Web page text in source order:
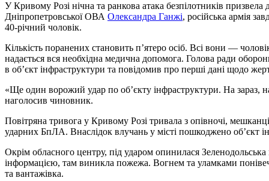
У Кривому Розі нічна та ранкова атака безпілотників призвела
Дніпропетровської ОВА Олександра Ганжі, російська армія
40-річний чоловік.
Кількість поранених становить п’ятеро осіб. Всі вони —
надається вся необхідна медична допомога. Голова ради
в об’єкт інфраструктури та повідомив про перші дані щодо
«Ще один ворожий удар по об’єкту інфраструктури. На
наголосив чиновник.
Повітряна тривога у Кривому Розі тривала з опівночі,
ударних БпЛА. Внаслідок влучань у місті пошкоджено об’єкт
Окрім обласного центру, під ударом опинилася
інформацією, там виникла пожежа. Вогнем та уламками
та вантажівка.